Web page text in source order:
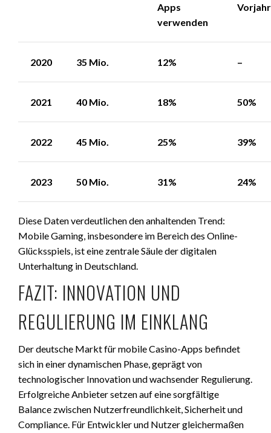
Apps
verwenden
Vorjahr
2020 35 Mio. 12% –
2021 40 Mio. 18% 50%
2022 45 Mio. 25% 39%
2023 50 Mio. 31% 24%
Diese Daten verdeutlichen den anhaltenden Trend:
Mobile Gaming, insbesondere im Bereich des Online-
Glücksspiels, ist eine zentrale Säule der digitalen
Unterhaltung in Deutschland.
FAZIT: INNOVATION UND
REGULIERUNG IM EINKLANG
Der deutsche Markt für mobile Casino-Apps befindet
sich in einer dynamischen Phase, geprägt von
technologischer Innovation und wachsender Regulierung.
Erfolgreiche Anbieter setzen auf eine sorgfältige
Balance zwischen Nutzerfreundlichkeit, Sicherheit und
Compliance. Für Entwickler und Nutzer gleichermaßen